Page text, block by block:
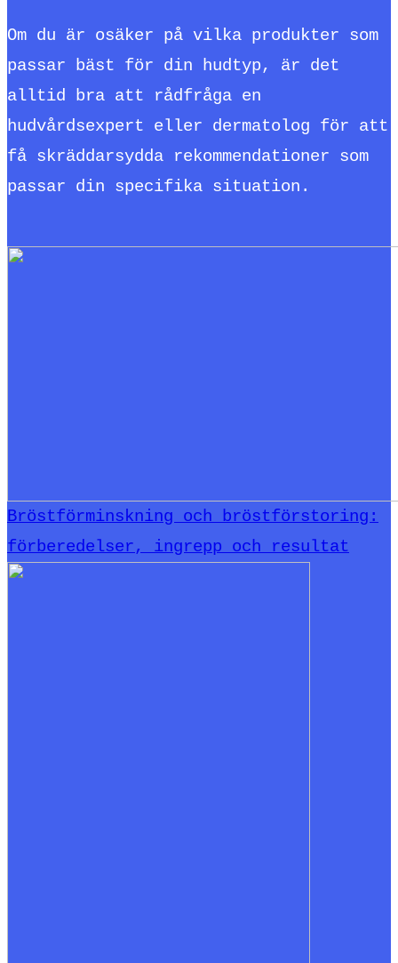
Om du är osäker på vilka produkter som
passar bäst för din hudtyp, är det
alltid bra att rådfråga en
hudvårdsexpert eller dermatolog för att
få skräddarsydda rekommendationer som
passar din specifika situation.
Bröstförminskning och bröstförstoring:
förberedelser, ingrepp och resultat